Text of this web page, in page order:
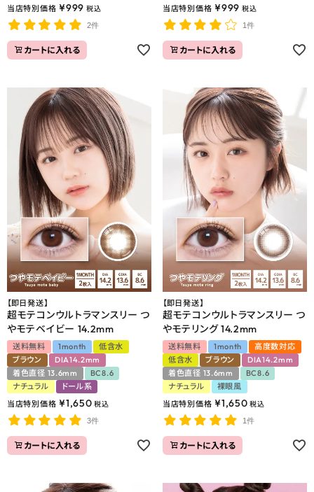
当店特別価格 ¥999 税込
2件
カートに入れる
当店特別価格 ¥999 税込
1件
カートに入れる
【即日発送】
超モテコンウルトラマンスリー つ
やモテベイビー 14.2mm
送料無料 1month
低含水
ブラウン
DIA14.2mm
着色直径 13.6mm
BC8.6
ナチュラル
ドール系
当店特別価格 ¥1,650 税込
3件
カートに入れる
【即日発送】
超モテコンウルトラマンスリー つ
やモテリング 14.2mm
送料無料 1month
高度数対応
低含水
ブラウン
DIA14.2mm
着色直径 13.6mm
BC8.6
ナチュラル
裸眼風
当店特別価格 ¥1,650 税込
1件
カートに入れる